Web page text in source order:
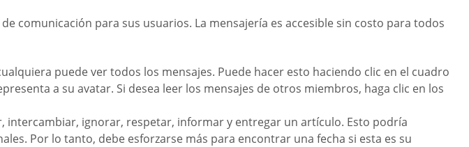
comunicación para sus usuarios. La mensajería es accesible sin costo para todos
puede ver todos los mensajes. Puede hacer esto haciendo clic en el cuadro
a su avatar. Si desea leer los mensajes de otros miembros, haga clic en los
intercambiar, ignorar, respetar, informar y entregar un artículo. Esto podría
Por lo tanto, debe esforzarse más para encontrar una fecha si esta es su